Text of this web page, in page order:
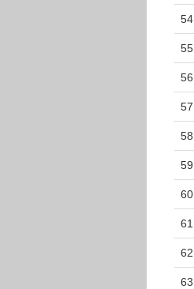
54.
55.
56.
57.
58.
59.
60.
61.
62.
63.